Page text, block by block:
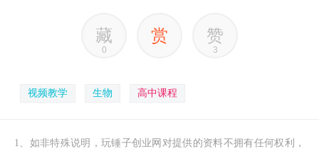
藏
0
赏 赞
3
视频教学 生物 高中课程
1、如非特殊说明，玩锤子创业网对提供的资料不拥有任何权利，